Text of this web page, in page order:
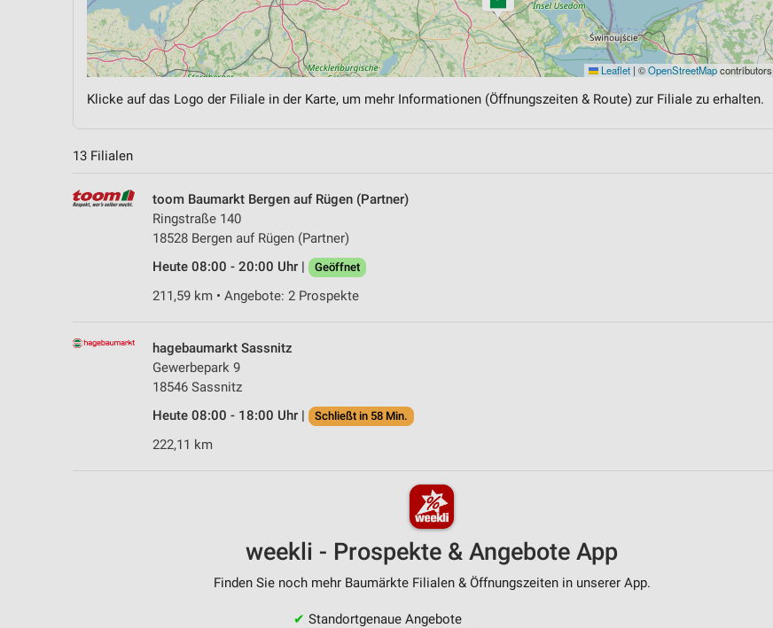
Leaflet | ©OpenStreetMapcontributors
Klicke auf das Logo der Filiale in der Karte, um mehr Informationen (Öffnungszeiten & Route) zur Filiale zu erhalten.
13 Filialen
toom Baumarkt Bergen auf Rügen (Partner)
Ringstraße 140
18528 Bergen auf Rügen (Partner)
Heute 08:00 - 20:00 Uhr |
Geöffnet
211,59 km • Angebote: 2 Prospekte
hagebaumarkt Sassnitz
Gewerbepark 9
18546 Sassnitz
Heute 08:00 - 18:00 Uhr |
Schließt in 58 Min.
222,11 km
weekli - Prospekte & Angebote App
Finden Sie noch mehr Baumärkte Filialen & Öffnungszeiten in unserer App.
✔ Standortgenaue Angebote